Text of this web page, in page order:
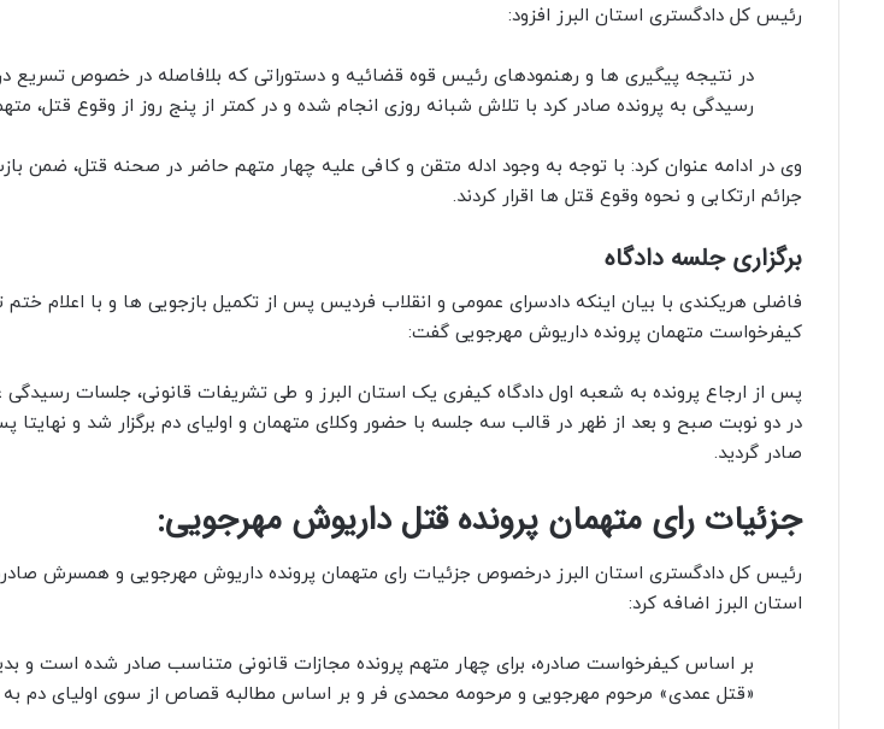
رئیس کل دادگستری استان البرز افزود:
در نتیجه پیگیری ها و رهنمود‌های رئیس قوه قضائیه و دستوراتی که بلافاصله در خصوص تسریع
رسیدگی به پرونده صادر کرد با تلاش شبانه روزی انجام شده و در کمتر از پنج روز از وقوع قتل،
وی در ادامه عنوان کرد: با توجه به وجود ادله متقن و کافی علیه چهار متهم حاضر در صحنه قتل، ضمن
جرائم ارتکابی و نحوه وقوع قتل ها اقرار کردند.
برگزاری جلسه دادگاه
فاضلی هریکندی با بیان اینکه دادسرای عمومی و انقلاب فردیس پس از تکمیل بازجویی ها و با اعلام
کیفرخواست متهمان پرونده داریوش مهرجویی گفت:
در دو نوبت صبح و بعد از ظهر در قالب سه جلسه با حضور وکلای متهمان و اولیای دم برگزار شد و نهایتا
صادر گردید.
جزئیات رای متهمان پرونده قتل داریوش مهرجویی:
رئیس کل دادگستری استان البرز درخصوص جزئیات رای متهمان پرونده داریوش مهرجویی و همسرش
استان البرز اضافه کرد:
بر اساس کیفرخواست صادره، برای چهار متهم پرونده مجازات قانونی متناسب صادر شده است و
«قتل عمدی» مرحوم مهرجویی و مرحومه محمدی فر و بر اساس مطالبه قصاص از سوی اولیای